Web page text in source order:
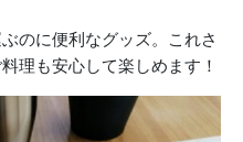
のに便利なグッズ。これさ
理も安心して楽しめます！